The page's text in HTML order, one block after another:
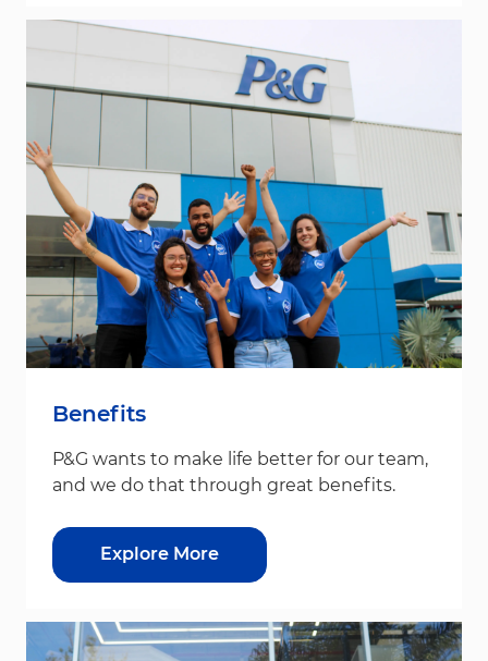
Benefits
P&G wants to make life better for our team,
and we do that through great benefits.
Explore More